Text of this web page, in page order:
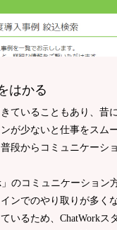
はかる
ていることもあり、昔
が少ないと仕事をスム
段からコミュニケーシ
のコミュニケーショ
ンでのやり取りが多く
いるため、ChatWorkス